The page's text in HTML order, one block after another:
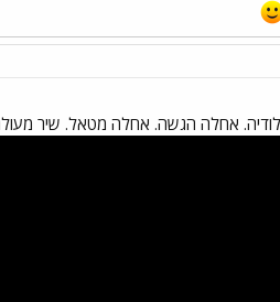
אחלה הגשה. אחלה מטאל. שיר